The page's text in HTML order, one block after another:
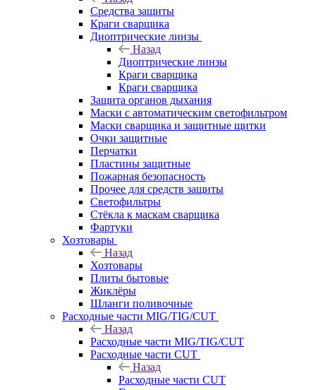
Средства защиты
Краги сварщика
Диоптрические линзы
Назад
Диоптрические линзы
Краги сварщика
Краги сварщика
Защита органов дыхания
Маски с автоматическим светофильтром
Маски сварщика и защитные щитки
Очки защитные
Перчатки
Пластины защитные
Пожарная безопасность
Прочее для средств защиты
Светофильтры
Стёкла к маскам сварщика
Фартуки
Хозтовары
Назад
Хозтовары
Плиты бытовые
Жиклёры
Шланги поливочные
Расходные части MIG/TIG/CUT
Назад
Расходные части MIG/TIG/CUT
Расходные части CUT
Назад
Расходные части CUT